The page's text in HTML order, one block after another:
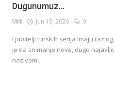
Dugunumuz...
Milt Jun 19, 2026 0
Ljubitelji turskih serija imaju
je da snimanje nove, dugo
nazivom...